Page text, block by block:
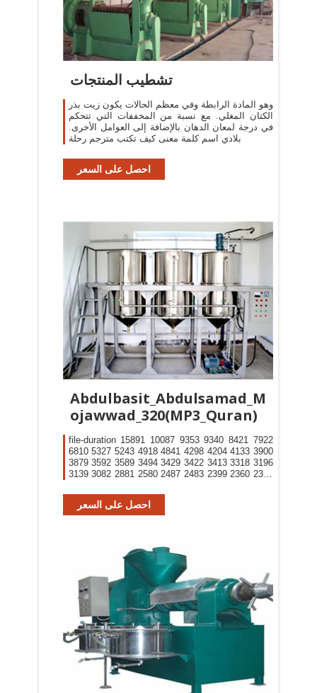
تشطيب المنتجات
وهو المادة الرابطة وفي معظم الحالات يكون زيت بذر
الكتان المغلي. مع نسبة من المخففات التي تتحكم
في درجة لمعان الدهان بالإضافة إلى العوامل الأخرى.
بلادي اسم كلمة معنى كيف تكتب مترجم رحلة
احصل على السعر
Abdulbasit_Abdulsamad_M
ojawwad_320(MP3_Quran)
file-duration 15891 10087 9353 9340 8421 7922
6810 5327 5243 4918 4841 4298 4204 4133 3900
3879 3592 3589 3494 3429 3422 3413 3318 3196
3139 3082 2881 2580 2487 2483 2399 2360 2338
1565 1542 1413 1403 1385 1375 1256 1247 1128
1126 1095 1090 1084 1028 1026 0 0 0 0 0 0 0 0 0
احصل على السعر